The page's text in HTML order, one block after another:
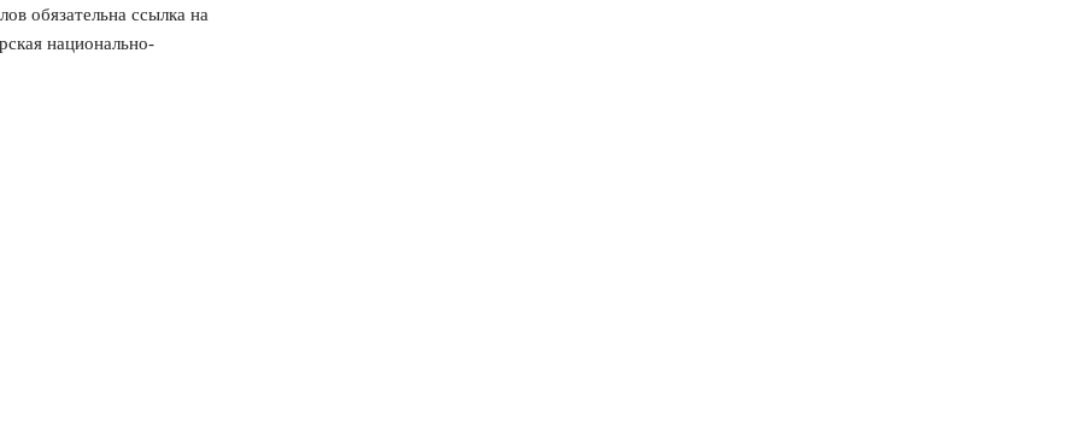
обязательна ссылка на
национально-